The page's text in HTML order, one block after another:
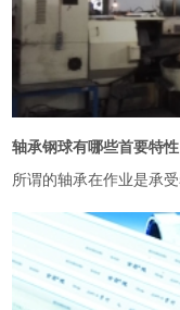
轴承钢球有哪些首要特性
所谓的轴承在作业是承